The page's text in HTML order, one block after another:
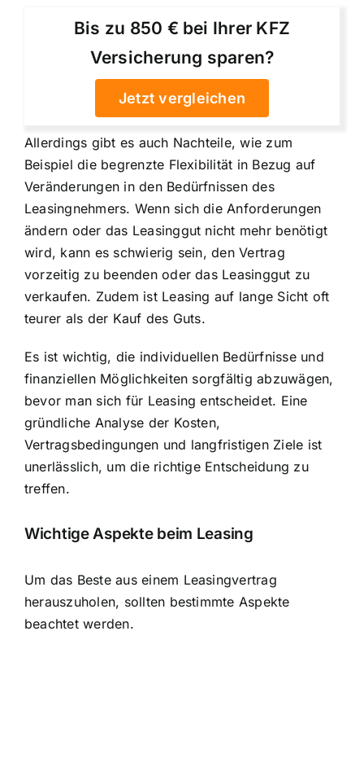
Bis zu 850 € bei Ihrer KFZ
Versicherung sparen?
Jetzt vergleichen
Allerdings gibt es auch Nachteile, wie zum
Beispiel die begrenzte Flexibilität in Bezug auf
Veränderungen in den Bedürfnissen des
Leasingnehmers. Wenn sich die Anforderungen
ändern oder das Leasinggut nicht mehr benötigt
wird, kann es schwierig sein, den Vertrag
vorzeitig zu beenden oder das Leasinggut zu
verkaufen. Zudem ist Leasing auf lange Sicht oft
teurer als der Kauf des Guts.
Es ist wichtig, die individuellen Bedürfnisse und
finanziellen Möglichkeiten sorgfältig abzuwägen,
bevor man sich für Leasing entscheidet. Eine
gründliche Analyse der Kosten,
Vertragsbedingungen und langfristigen Ziele ist
unerlässlich, um die richtige Entscheidung zu
treffen.
Wichtige Aspekte beim Leasing
Um das Beste aus einem Leasingvertrag
herauszuholen, sollten bestimmte Aspekte
beachtet werden.